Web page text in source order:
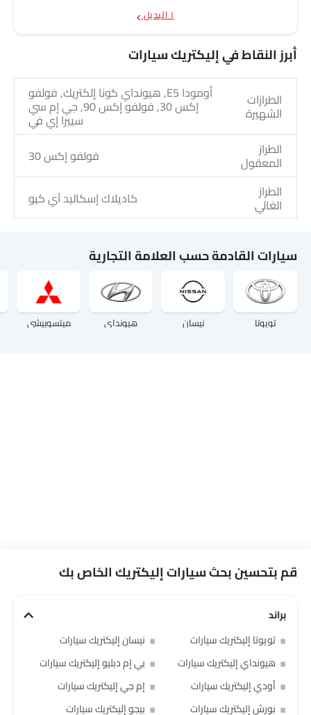
١ البديل
أبرز النقاط في إليكتريك سيارات
الطرازات
الشهيرة
أومودا E5, هيونداي كونا إلكتريك, فولفو
إكس 30, فولفو إكس 90, جي إم سي
سييرا إي في
الطراز
المعقول
فولفو إكس 30
الطراز
الغالي كاديلاك إسكاليد آي كيو
سيارات القادمة حسب العلامة التجارية
تويوتا نيسان هيونداي ميتسوبيشي
قم بتحسين بحث سيارات إليكتريك الخاص بك
براند
تويوتا إليكتريك سيارات
نيسان إليكتريك سيارات
هيونداي إليكتريك سيارات
بي إم دبليو إليكتريك سيارات
أودي إليكتريك سيارات
إم جي إليكتريك سيارات
بورش إليكتريك سيارات
بيجو إليكتريك سيارات